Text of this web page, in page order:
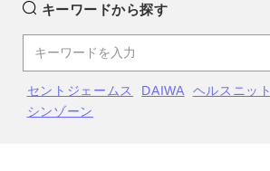
カラー
off white(11)
2
off white(11)
2
キーワードから探す
セントジェームス DAIWA ヘルスニット
シンゾーン